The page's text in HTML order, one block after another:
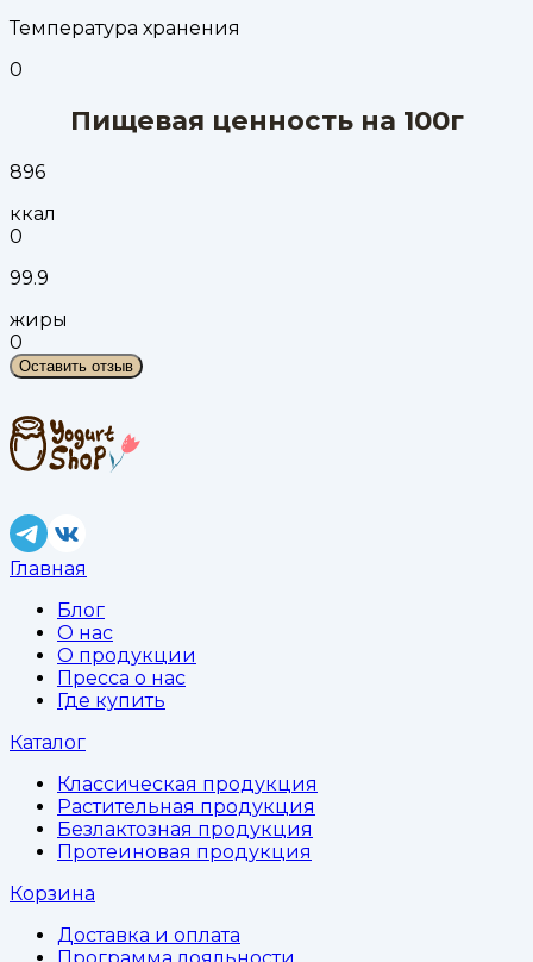
Температура хранения
0
Пищевая ценность на 100г
896
ккал
0
99.9
жиры
0
Оставить отзыв
Главная
Блог
О нас
О продукции
Пресса о нас
Где купить
Каталог
Классическая продукция
Растительная продукция
Безлактозная продукция
Протеиновая продукция
Корзина
Доставка и оплата
Программа лояльности